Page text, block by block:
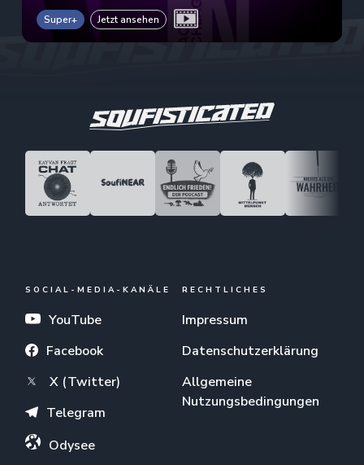
Super+ Jetzt ansehen
SOCIAL-MEDIA-KANÄLE
YouTube
Facebook
X (Twitter)
Telegram
Odysee
RECHTLICHES
Impressum
Datenschutzerklärung
Allgemeine
Nutzungsbedingungen